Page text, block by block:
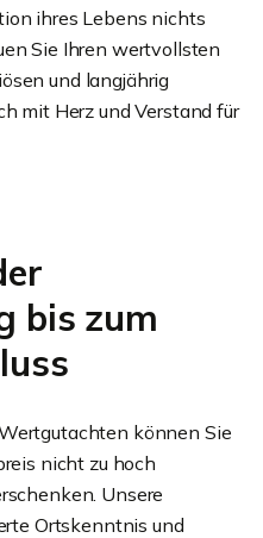
ihres Lebens nichts
Sie Ihren wertvollsten
und langjährig
mit Herz und Verstand für
bis zum
können Sie
nicht zu hoch
Unsere
Ortskenntnis und